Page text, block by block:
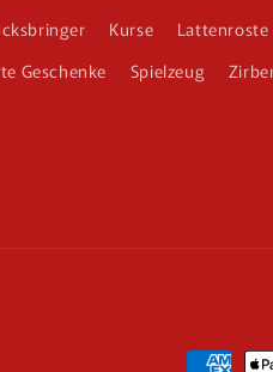
Kurse
Geschenke Spielzeug